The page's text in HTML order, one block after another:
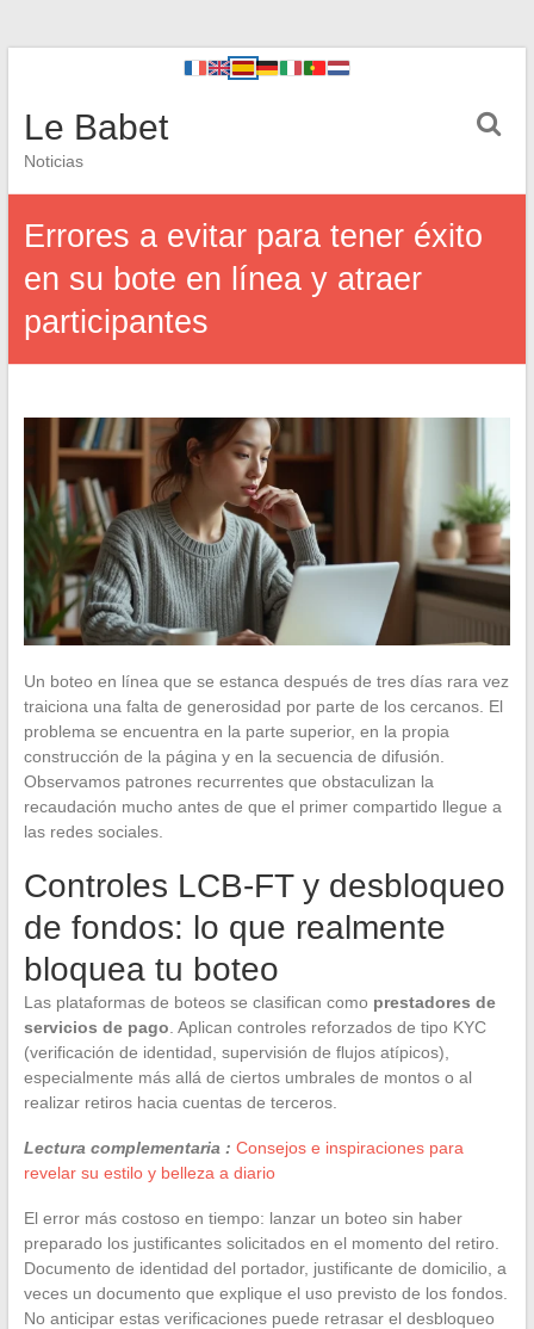
Le Babet
Noticias
Errores a evitar para tener éxito
en su bote en línea y atraer
participantes
Un boteo en línea que se estanca después de tres días rara vez
traiciona una falta de generosidad por parte de los cercanos. El
problema se encuentra en la parte superior, en la propia
construcción de la página y en la secuencia de difusión.
Observamos patrones recurrentes que obstaculizan la
recaudación mucho antes de que el primer compartido llegue a
las redes sociales.
Controles LCB-FT y desbloqueo
de fondos: lo que realmente
bloquea tu boteo
Las plataformas de boteos se clasifican como prestadores de
servicios de pago . Aplican controles reforzados de tipo KYC
(verificación de identidad, supervisión de flujos atípicos),
especialmente más allá de ciertos umbrales de montos o al
realizar retiros hacia cuentas de terceros.
Lectura complementaria : Consejos e inspiraciones para
revelar su estilo y belleza a diario
El error más costoso en tiempo: lanzar un boteo sin haber
preparado los justificantes solicitados en el momento del retiro.
Documento de identidad del portador, justificante de domicilio, a
veces un documento que explique el uso previsto de los fondos.
No anticipar estas verificaciones puede retrasar el desbloqueo